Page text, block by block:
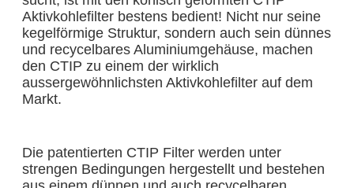
Aktivkohlefilter bestens bedient! Nicht nur seine
kegelförmige Struktur, sondern auch sein dünnes
und recycelbares Aluminiumgehäuse, machen
den CTIP zu einem der wirklich
aussergewöhnlichsten Aktivkohlefilter auf dem
Markt.
Die patentierten CTIP Filter werden unter
strengen Bedingungen hergestellt und bestehen